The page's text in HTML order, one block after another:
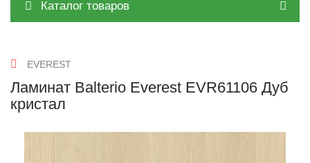
Каталог товаров
EVEREST
Ламинат Balterio Everest EVR61106 Дуб
кристал